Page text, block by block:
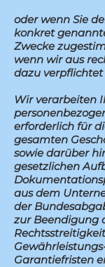
oder wenn Sie
konkret
Zwecke
wenn wir aus
dazu verpflichtet
Wir verarbeiten
erforderlich für
gesamten
sowie darüber
gesetzlichen
aus dem
der
zur Beendigung
Garantiefristen